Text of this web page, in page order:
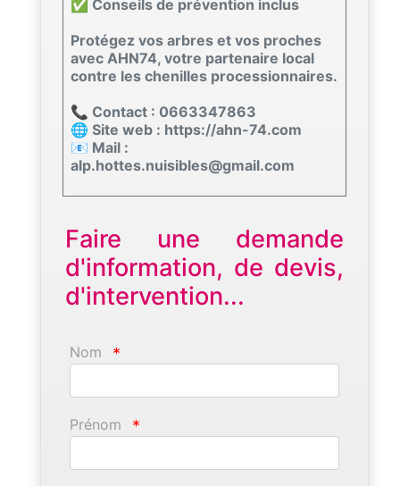
✅ Conseils de prévention inclus
Protégez vos arbres et vos proches
avec AHN74, votre partenaire local
contre les chenilles processionnaires.
📞 Contact : 0663347863
🌐 Site web : https://ahn-74.com
📧 Mail :
alp.hottes.nuisibles@gmail.com
Faire une demande
d'information, de devis,
d'intervention...
Nom *
Prénom *